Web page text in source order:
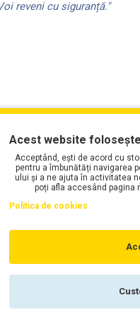
reveni cu siguranță."
PLAYLIST-UL
Acest website
Acceptând, ești de acord cu
pentru a îmbunătăți navigarea
ului și a ne ajuta în activitatea
poți afla accesând pagina
Politica de cookies